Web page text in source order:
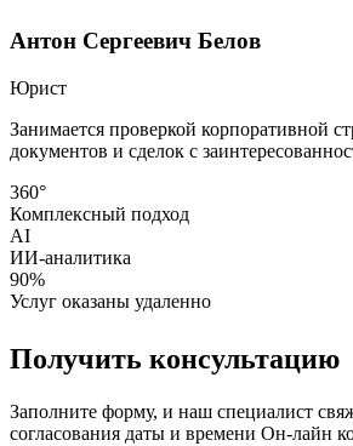
Антон Сергеевич Белов
Юрист
Занимается проверкой корпоративной
документов и сделок с
360°
Комплексный подход
AI
ИИ-аналитика
90%
Услуг оказаны удаленно
Получить консультацию
Заполните форму, и наш специалист
согласования даты и времени Он-лайн